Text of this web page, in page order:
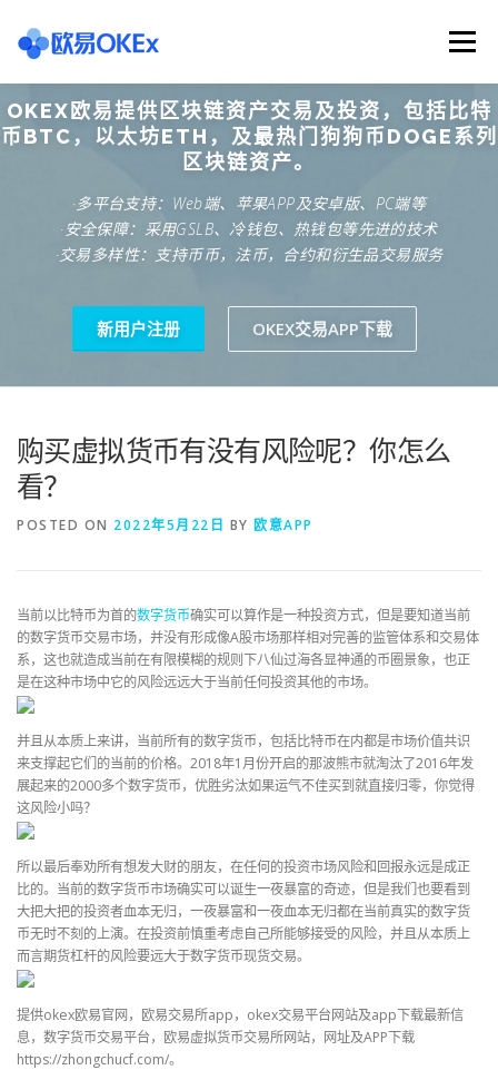
content
Menu
欧意交易所 关于欧意OKX 欧意APP下载
欧意注册网址 欧意交易下载 欧意团队
OKEX欧易提供区块链资产交易及投资，包括比特
币BTC，以太坊ETH，及最热门狗狗币DOGE系列
区块链资产。
·多平台支持：Web端、苹果APP及安卓版、PC端等
·安全保障：采用GSLB、冷钱包、热钱包等先进的技术
·交易多样性：支持币币，法币，合约和衍生品交易服务
新用户注册 OKEX交易APP下载
购买虚拟货币有没有风险呢？你怎么
看？
POSTED ON 2022年5月22日 BY 欧意APP
当前以比特币为首的数字货币确实可以算作是一种投资方式，但是要知道当前
的数字货币交易市场，并没有形成像A股市场那样相对完善的监管体系和交易体
系，这也就造成当前在有限模糊的规则下八仙过海各显神通的币圈景象，也正
是在这种市场中它的风险远远大于当前任何投资其他的市场。
并且从本质上来讲，当前所有的数字货币，包括比特币在内都是市场价值共识
来支撑起它们的当前的价格。2018年1月份开启的那波熊市就淘汰了2016年发
展起来的2000多个数字货币，优胜劣汰如果运气不佳买到就直接归零，你觉得
这风险小吗？
所以最后奉劝所有想发大财的朋友，在任何的投资市场风险和回报永远是成正
比的。当前的数字货币市场确实可以诞生一夜暴富的奇迹，但是我们也要看到
大把大把的投资者血本无归，一夜暴富和一夜血本无归都在当前真实的数字货
币无时不刻的上演。在投资前慎重考虑自己所能够接受的风险，并且从本质上
而言期货杠杆的风险要远大于数字货币现货交易。
提供okex欧易官网，欧易交易所app，okex交易平台网站及app下载最新信
息，数字货币交易平台，欧易虚拟货币交易所网站，网址及APP下载
https://zhongchucf.com/。